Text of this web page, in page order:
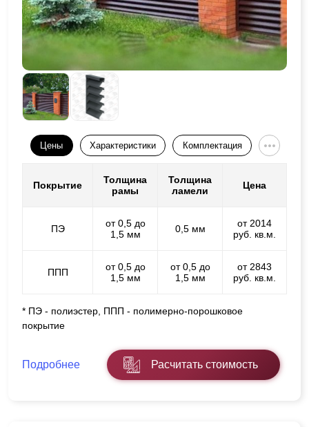
Цены Характеристики Комплектация
Покрытие
Толщина
рамы
Толщина
ламели
Цена
ПЭ
от 0,5 до
1,5 мм
0,5 мм
от 2014
руб. кв.м.
ППП
от 0,5 до
1,5 мм
от 0,5 до
1,5 мм
от 2843
руб. кв.м.
* ПЭ - полиэстер, ППП - полимерно-порошковое
покрытие
Подробнее Расчитать стоимость